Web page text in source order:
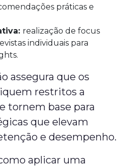
práticas e
realização de focus
individuais para
assegura que os
restritos a
tornem base para
que elevam
e desempenho.
aplicar uma